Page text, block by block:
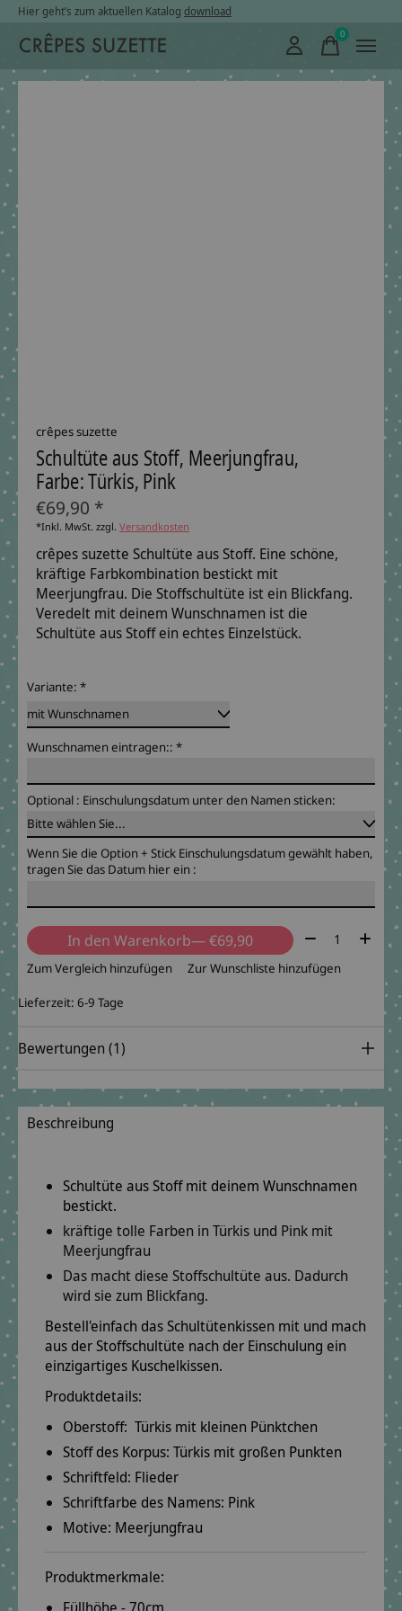
Hier geht’s zum aktuellen Katalog download
0items
crêpes suzette
Schultüte aus Stoff, Meerjungfrau,
Farbe: Türkis, Pink
€69,90 *
*Inkl. MwSt. zzgl. Versandkosten
crêpes suzette Schultüte aus Stoff. Eine schöne,
kräftige Farbkombination bestickt mit
Meerjungfrau. Die Stoffschultüte ist ein Blickfang.
Veredelt mit deinem Wunschnamen ist die
Schultüte aus Stoff ein echtes Einzelstück.
Variante: *
Wunschnamen eintragen:: *
Optional : Einschulungsdatum unter den Namen sticken:
Wenn Sie die Option + Stick Einschulungsdatum gewählt haben,
tragen Sie das Datum hier ein :
In den Warenkorb — €69,90 Menge:
Zum Vergleich hinzufügen Zur Wunschliste hinzufügen
Lieferzeit: 6-9 Tage
Bewertungen (1)
Beschreibung
Schultüte aus Stoff mit deinem Wunschnamen
bestickt.
kräftige tolle Farben in Türkis und Pink mit
Meerjungfrau
Das macht diese Stoffschultüte aus. Dadurch
wird sie zum Blickfang.
Bestell'einfach das Schultütenkissen mit und mach
aus der Stoffschultüte nach der Einschulung ein
einzigartiges Kuschelkissen.
Produktdetails:
Oberstoff: Türkis mit kleinen Pünktchen
Stoff des Korpus: Türkis mit großen Punkten
Schriftfeld: Flieder
Schriftfarbe des Namens: Pink
Motive: Meerjungfrau
Produktmerkmale: